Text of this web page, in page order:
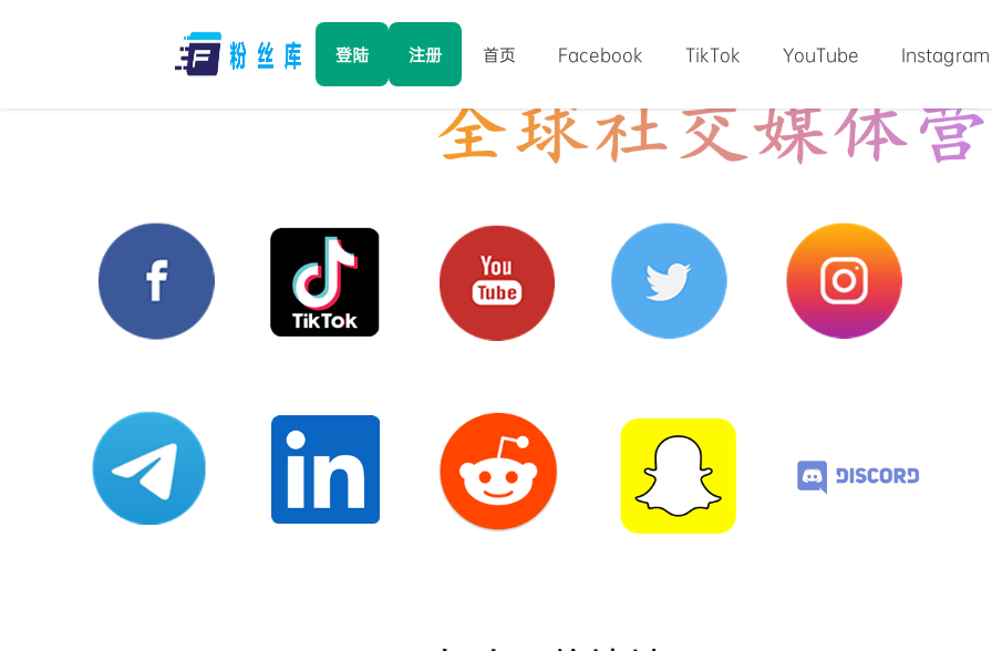
登陆 注册 首页 Facebook TikTok YouTube Instagram